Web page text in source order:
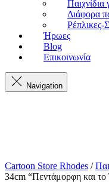
Παιχνίδια
Διάφορα
Ρέπλικες-
Ήρωες
Blog
Επικοινωνία
Navigation
Cartoon Store Rhodes /
34cm “Πεντάμορφη και το